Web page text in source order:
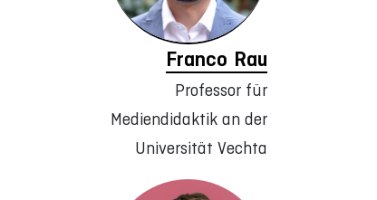
Franco Rau
Professor für
Mediendidaktik an der
Universität Vechta